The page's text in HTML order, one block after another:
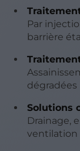
Par
barrière
dégradées
Solutions
Drainage,
ventilation